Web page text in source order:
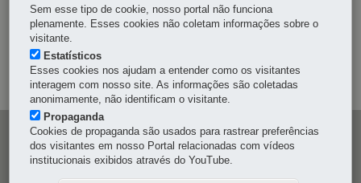
MAPA DO SITE
DENUNCIE CORRUPÇÃO
OUVIDORIA
Navegação
principal
Sem esse tipo de cookie, nosso portal não funciona
plenamente. Esses cookies não coletam informações sobre o
visitante.
Estatísticos
Esses cookies nos ajudam a entender como os visitantes
interagem com nosso site. As informações são coletadas
anonimamente, não identificam o visitante.
Propaganda
Cookies de propaganda são usados para rastrear preferências
dos visitantes em nosso Portal relacionadas com vídeos
institucionais exibidos através do YouTube.